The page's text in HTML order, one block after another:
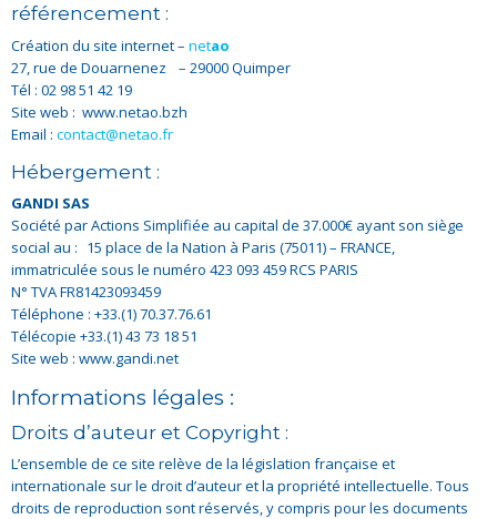
référencement :
Création du site internet – netao
27, rue de Douarnenez – 29000 Quimper
Tél : 02 98 51 42 19
Site web : www.netao.bzh
Email : contact@netao.fr
Hébergement :
GANDI SAS
Société par Actions Simplifiée au capital de 37.000€ ayant son siège
social au : 15 place de la Nation à Paris (75011) – FRANCE,
immatriculée sous le numéro 423 093 459 RCS PARIS
N° TVA FR81423093459
Téléphone : +33.(1) 70.37.76.61
Télécopie +33.(1) 43 73 18 51
Site web : www.gandi.net
Informations légales :
Droits d’auteur et Copyright :
L’ensemble de ce site relève de la législation française et
internationale sur le droit d’auteur et la propriété intellectuelle. Tous
droits de reproduction sont réservés, y compris pour les documents